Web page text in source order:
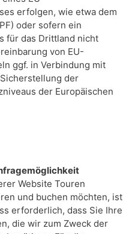
erfolgen, wie etwa dem
oder sofern ein
für das Drittland nicht
von EU-
ggf. in Verbindung mit
der
der Europäischen
Website Touren
und buchen möchten, ist
erforderlich, dass Sie Ihre
die wir zum Zweck der